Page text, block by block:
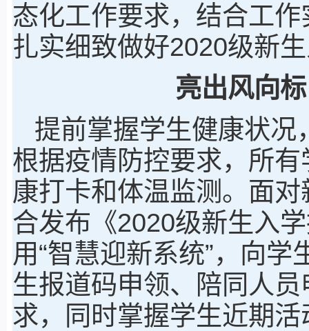
态化工作要求，结合工
扎实细致做好2020级新
亮出风向
提前掌握学生健康状况
根据疫情防控要求，所
康打卡和体温监测。面
合发布《2020级新生入
用“智慧迎新系统”，向
生报道码申领、陪同人
求，同时掌握学生近期